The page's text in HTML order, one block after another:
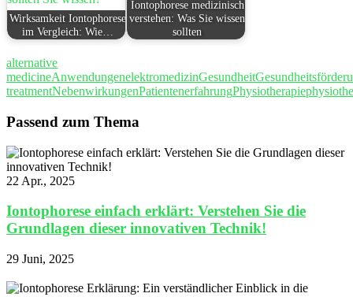
Wirksamkeit Iontophorese
im Vergleich: Wie…
Iontophorese medizinisch
verstehen: Was Sie wissen
sollten
alternative
medicineAnwendungenelektromedizinGesundheit
treatmentNebenwirkungenPatientenerfahrungPhysiotherapie
Passend zum Thema
22 Apr., 2025
Iontophorese einfach erklärt: Verstehen Sie die
Grundlagen dieser innovativen Technik!
29 Juni, 2025